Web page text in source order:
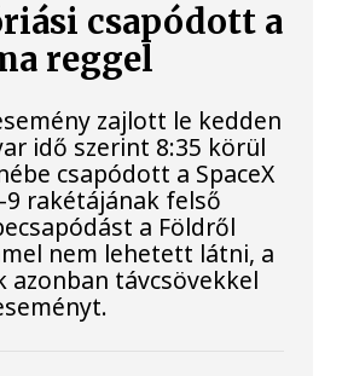
csapódott a
reggel
zajlott le kedden
idő szerint 8:35 körül
csapódott a SpaceX
rakétájának felső
a Földről
nem lehetett látni, a
azonban távcsövekkel